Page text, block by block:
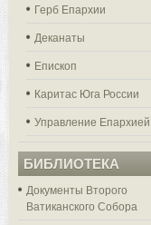
Герб Епархии
Деканаты
Епископ
Каритас Юга России
Управление Епархией
БИБЛИОТЕКА
Документы Второго
Ватиканского Собора